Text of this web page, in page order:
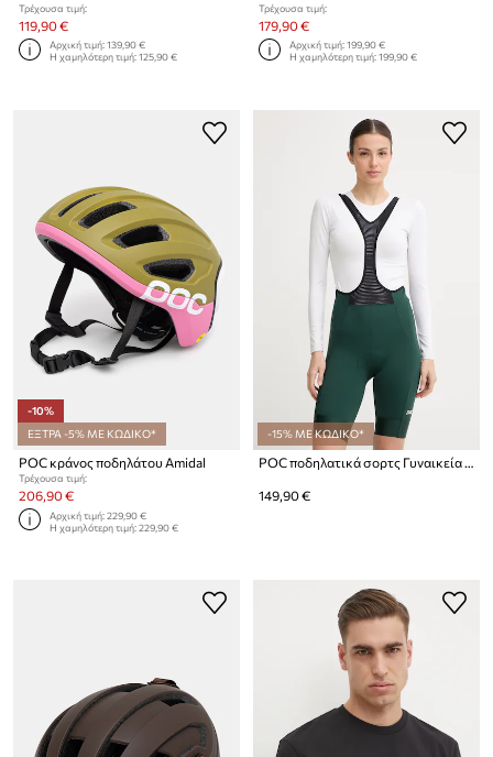
Τρέχουσα τιμή:
119,90 €
Αρχική τιμή:139,90 €
Η χαμηλότερη τιμή:125,90 €
Τρέχουσα τιμή:
179,90 €
Αρχική τιμή:199,90 €
Η χαμηλότερη τιμή:199,90 €
-10%
ΕΞΤΡΑ -5% ΜΕ ΚΩΔΙΚΟ*
POC κράνος ποδηλάτου Amidal
Τρέχουσα τιμή:
206,90 €
Αρχική τιμή:229,90 €
Η χαμηλότερη τιμή:229,90 €
-15% ΜΕ ΚΩΔΙΚΟ*
POC ποδηλατικά σορτς Γυναικεία Cadence
149,90 €